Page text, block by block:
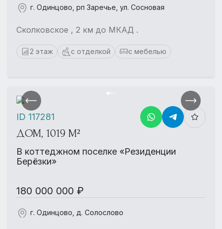
г. Одинцово, рп Заречье, ул. Сосновая
Сколковское , 2 км до МКАД .
2 этаж с отделкой с мебелью
ДОМ, 1019 М²
В коттеджном поселке «Резиденции
Берёзки»
180 000 000 ₽
г. Одинцово, д. Солослово
ID 117281